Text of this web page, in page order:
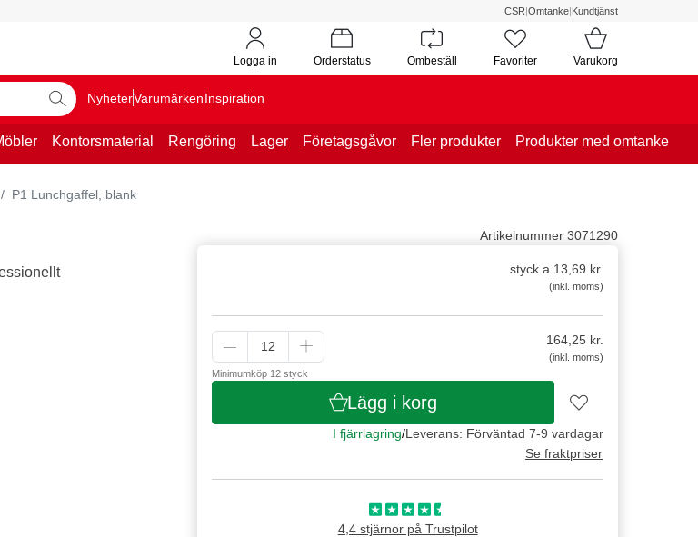
CSR|Omtanke|Kundtjänst
Logga in Orderstatus Ombeställ Favoriter Varukorg
NyheterVarumärkenInspiration
Kontorsmaterial Rengöring Lager Företagsgåvor Fler produkter Produkter med omtanke
P1 Lunchgaffel, blank
Artikelnummer 3071290
styck a 13,69 kr.
(inkl. moms)
Minimumköp 12 styck
164,25kr.
(inkl. moms)
Lägg i korg
I fjärrlagring/Leverans: Förväntad 7-9 vardagar
Se fraktpriser
4,4 stjärnor på Trustpilot